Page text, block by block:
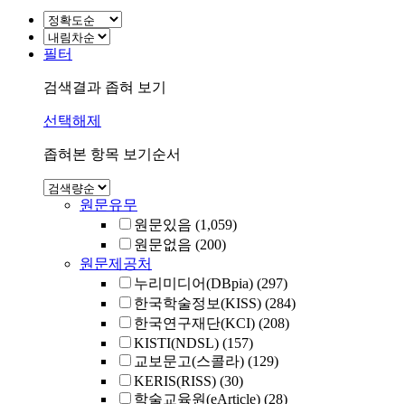
필터
검색결과 좁혀 보기
선택해제
좁혀본 항목 보기순서
원문유무
원문있음 (1,059)
원문없음 (200)
원문제공처
누리미디어(DBpia) (297)
한국학술정보(KISS) (284)
한국연구재단(KCI) (208)
KISTI(NDSL) (157)
교보문고(스콜라) (129)
KERIS(RISS) (30)
학술교육원(eArticle) (28)